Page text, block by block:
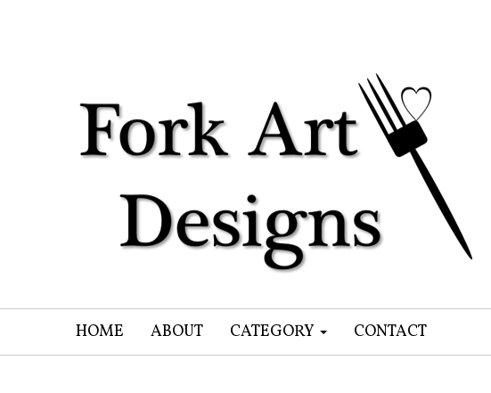
HOME ABOUT CATEGORY CONTACT